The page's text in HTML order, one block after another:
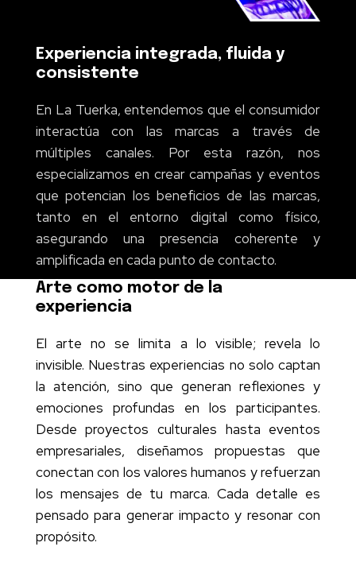
Experiencia integrada, fluida y
consistente
En La Tuerka, entendemos que el consumidor
interactúa con las marcas a través de
múltiples canales. Por esta razón, nos
especializamos en crear campañas y eventos
que potencian los beneficios de las marcas,
tanto en el entorno digital como físico,
asegurando una presencia coherente y
amplificada en cada punto de contacto.
Arte como motor de la
experiencia
El arte no se limita a lo visible; revela lo
invisible. Nuestras experiencias no solo captan
la atención, sino que generan reflexiones y
emociones profundas en los participantes.
Desde proyectos culturales hasta eventos
empresariales, diseñamos propuestas que
conectan con los valores humanos y refuerzan
los mensajes de tu marca. Cada detalle es
pensado para generar impacto y resonar con
propósito.